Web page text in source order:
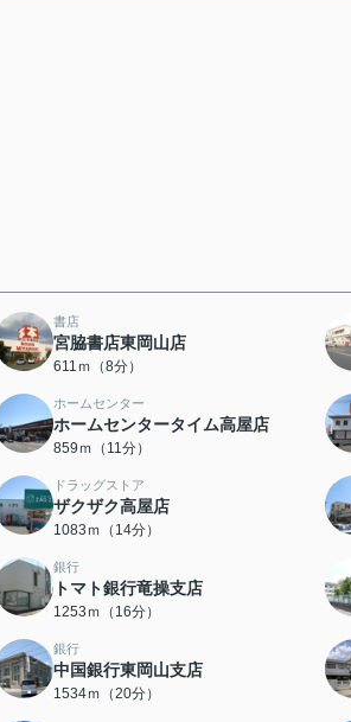
書店
宮脇書店東岡山店
611ｍ（8分）
ホームセンター
ホームセンタータイム高屋店
859ｍ（11分）
ドラッグストア
ザクザク高屋店
1083ｍ（14分）
銀行
トマト銀行竜操支店
1253ｍ（16分）
銀行
中国銀行東岡山支店
1534ｍ（20分）